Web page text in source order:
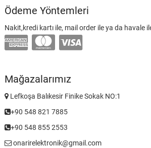
Ödeme Yöntemleri
Nakit,kredi kartı ile, mail order ile ya da havale
Mağazalarımız
Lefkoşa Balıkesir Finike Sokak NO:1
+90 548 821 7885
+90 548 855 2553
onarirelektronik@gmail.com